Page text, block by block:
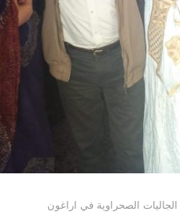
الصحراوية في اراغون